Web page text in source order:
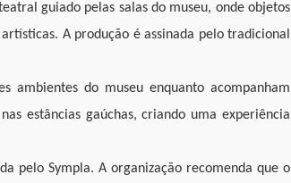
guiado pelas salas do museu, onde objetos
A produção é assinada pelo tradicional
ambientes do museu enquanto acompanham
estâncias gaúchas, criando uma experiência
pelo Sympla. A organização recomenda que o